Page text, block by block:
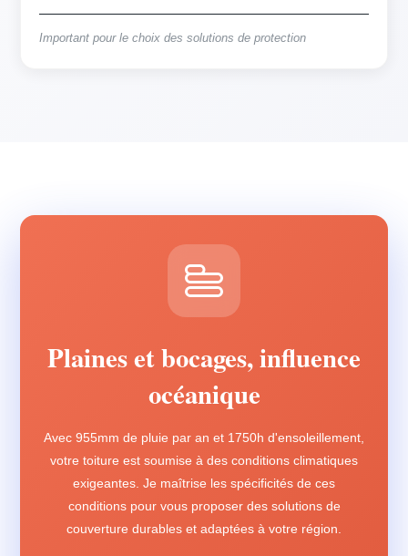
Important pour le choix des solutions de protection
Plaines et bocages, influence
océanique
Avec 955mm de pluie par an et 1750h d'ensoleillement,
votre toiture est soumise à des conditions climatiques
exigeantes. Je maîtrise les spécificités de ces
conditions pour vous proposer des solutions de
couverture durables et adaptées à votre région.